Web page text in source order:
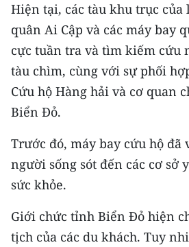
Media Thể thao
Media Giáo dục
Media Y tế
Media Khoa học - Công nghệ
Media Môi trường
Ảnh
TIN MỚI
Hiện tại, các tàu khu trục
quân Ai Cập và các máy bay
cực tuần tra và tìm kiếm cứu
tàu chìm, cùng với sự phối
Cứu hộ Hàng hải và cơ quan
Biển Đỏ.
Trước đó, máy bay cứu hộ đã
người sống sót đến các cơ sở
sức khỏe.
Giới chức tỉnh Biển Đỏ hiện
tịch của các du khách. Tuy